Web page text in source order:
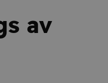
av